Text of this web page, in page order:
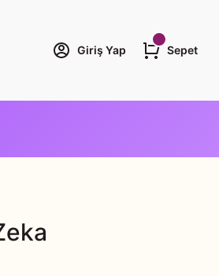
Giriş Yap Sepet